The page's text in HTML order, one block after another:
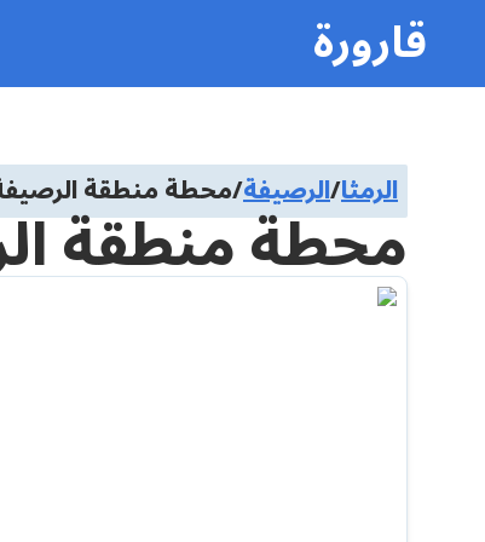
قارورة
الرمثا/الرصيفة/محطة منطقة الرصيفة
محطة منطقة